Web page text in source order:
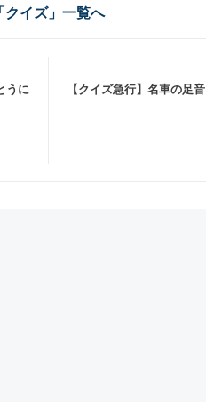
クイズ」一覧へ
うに
【クイズ急行】名車の足音